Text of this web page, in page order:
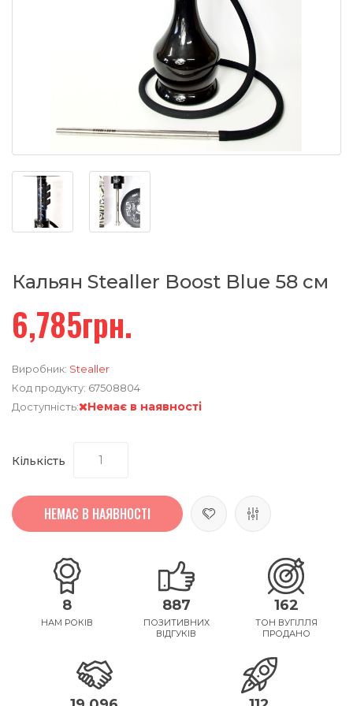
Кальян Stealler Boost Blue 58 см
6,785грн.
Виробник: Stealler
Код продукту: 67508804
Доступність:
Немає в наявності
Кількість
НЕМАЄ В НАЯВНОСТІ
8
НАМ РОКІВ
887
ПОЗИТИВНИХ
ВІДГУКІВ
162
ТОН ВУГІЛЛЯ
ПРОДАНО